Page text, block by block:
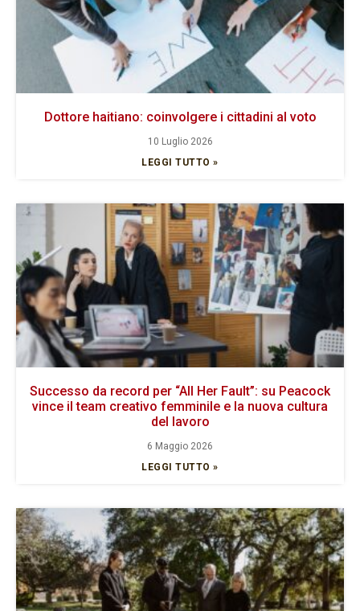
Dottore haitiano: coinvolgere i cittadini al voto
10 Luglio 2026
LEGGI TUTTO »
Successo da record per “All Her Fault”: su Peacock
vince il team creativo femminile e la nuova cultura
del lavoro
6 Maggio 2026
LEGGI TUTTO »